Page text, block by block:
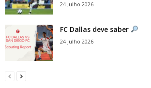
24 Julho 2026
FC Dallas deve saber
24 Julho 2026